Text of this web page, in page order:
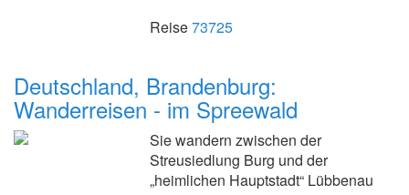
Reise73725
Deutschland, Brandenburg:
Wanderreisen - im Spreewald
Sie wandern zwischen der
Streusiedlung Burg und der
„heimlichen Hauptstadt“ Lübbenau